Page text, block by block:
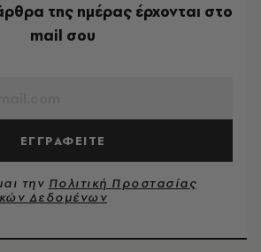
της ημέρας έρχονται στο
mail σου
ΕΓΓΡΑΦΕΙΤΕ
την Πολιτική Προστασίας
Δεδομένων